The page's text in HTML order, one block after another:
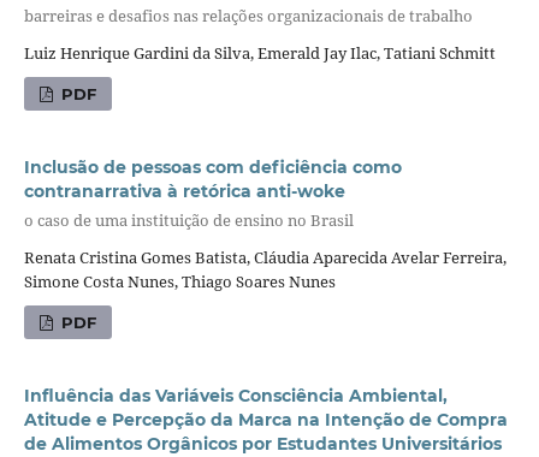
barreiras e desafios nas relações organizacionais de trabalho
Luiz Henrique Gardini da Silva, Emerald Jay Ilac, Tatiani Schmitt
PDF
Inclusão de pessoas com deficiência como
contranarrativa à retórica anti-woke
o caso de uma instituição de ensino no Brasil
Renata Cristina Gomes Batista, Cláudia Aparecida Avelar Ferreira,
Simone Costa Nunes, Thiago Soares Nunes
PDF
Influência das Variáveis Consciência Ambiental,
Atitude e Percepção da Marca na Intenção de Compra
de Alimentos Orgânicos por Estudantes Universitários